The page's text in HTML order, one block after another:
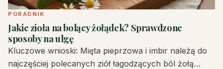
PORADNIK
Jakie zioła na bolący żołądek? Sprawdzone
sposoby na ulgę
Kluczowe wnioski: Mięta pieprzowa i imbir należą do
najczęściej polecanych ziół łagodzących ból żołą…